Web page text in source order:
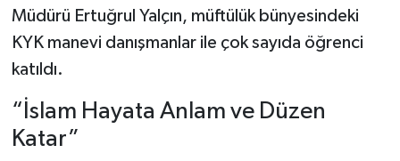
Müdürü Ertuğrul Yalçın, müftülük bünyesindeki
KYK manevi danışmanlar ile çok sayıda öğrenci
katıldı.
“İslam Hayata Anlam ve Düzen
Katar”